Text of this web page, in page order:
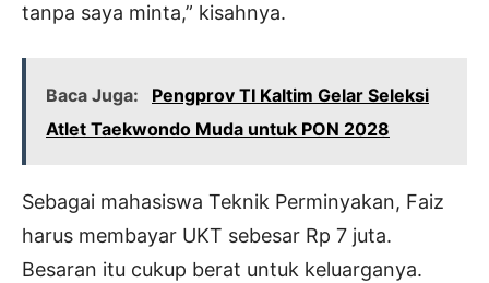
tanpa saya minta,” kisahnya.
Baca Juga:
Pengprov TI Kaltim Gelar Seleksi
Atlet Taekwondo Muda untuk PON 2028
Sebagai mahasiswa Teknik Perminyakan, Faiz
harus membayar UKT sebesar Rp 7 juta.
Besaran itu cukup berat untuk keluarganya.